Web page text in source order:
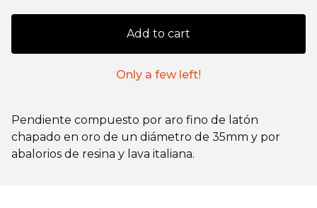
Add to cart
Only a few left!
Pendiente compuesto por aro fino de latón
chapado en oro de un diámetro de 35mm y por
abalorios de resina y lava italiana.